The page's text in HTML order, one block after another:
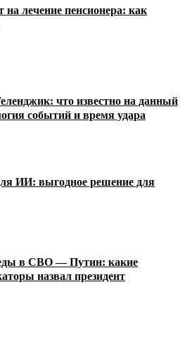
лечение пенсионера: как
что известно на данный
событий и время удара
ИИ: выгодное решение для
в СВО — Путин: какие
назвал президент